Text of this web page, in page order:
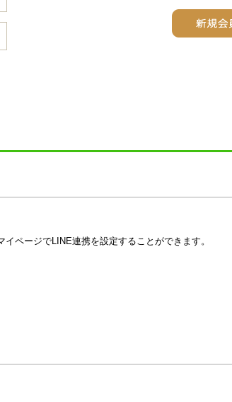
ページでLINE連携を設定することができます。